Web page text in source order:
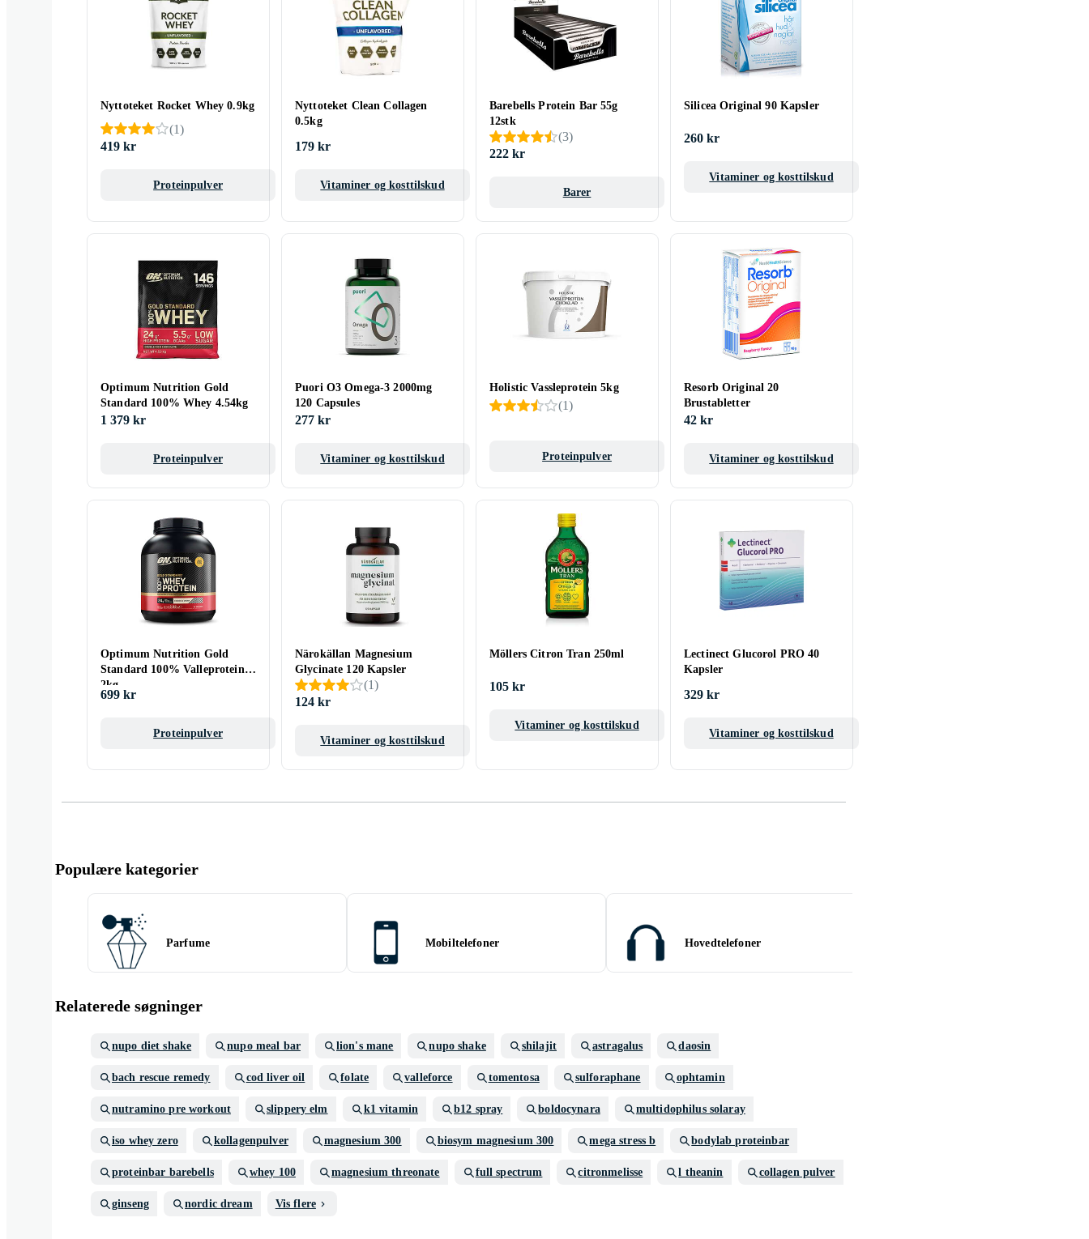
Nyttoteket Rocket Whey 0.9kg
(1)
419 kr
Proteinpulver
Nyttoteket Clean Collagen
0.5kg
179 kr
Vitaminer og kosttilskud
Barebells Protein Bar 55g
12stk
(3)
222 kr
Barer
Silicea Original 90 Kapsler
260 kr
Vitaminer og kosttilskud
Optimum Nutrition Gold
Standard 100% Whey 4.54kg
1 379 kr
Proteinpulver
Puori O3 Omega-3 2000mg
120 Capsules
277 kr
Vitaminer og kosttilskud
Holistic Vassleprotein 5kg
(1)
Proteinpulver
Resorb Original 20
Brustabletter
42 kr
Vitaminer og kosttilskud
Optimum Nutrition Gold
Standard 100% Valleprotein
2kg
699 kr
Proteinpulver
Närokällan Magnesium
Glycinate 120 Kapsler
(1)
124 kr
Vitaminer og kosttilskud
Möllers Citron Tran 250ml
105 kr
Vitaminer og kosttilskud
Lectinect Glucorol PRO 40
Kapsler
329 kr
Vitaminer og kosttilskud
Populære kategorier
Parfume Mobiltelefoner Hovedtelefoner
Relaterede søgninger
nupo diet shake nupo meal bar lion's mane nupo shake shilajit astragalus daosin
bach rescue remedy cod liver oil folate valleforce tomentosa sulforaphane ophtamin
nutramino pre workout slippery elm k1 vitamin b12 spray boldocynara multidophilus solaray
iso whey zero kollagenpulver magnesium 300 biosym magnesium 300 mega stress b bodylab proteinbar
proteinbar barebells whey 100 magnesium threonate full spectrum citronmelisse l theanin collagen pulver
ginseng nordic dream Vis flere